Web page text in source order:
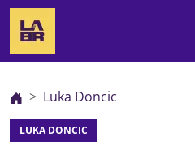
Luka Doncic
LUKA DONCIC